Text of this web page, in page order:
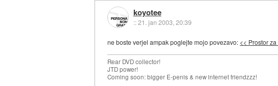
koyotee
::21. jan 2003, 20:39
ne boste verjel ampak poglejte mojo povezavo: << Prostor
Rear DVD collector!
JTD power!
Coming soon: bigger E-penis & new internet friendzzz!